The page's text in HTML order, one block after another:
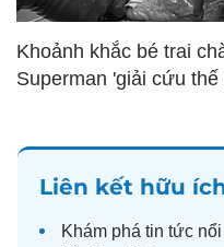
Khoảnh khắc bé trai
Superman 'giải cứu
Liên kết hữu
Khám phá tin tức